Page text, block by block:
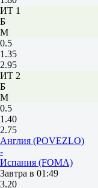
ИТ 1
Б
М
0.5
1.35
2.95
ИТ 2
Б
М
0.5
1.40
2.75
Англия (POVEZLO)
-
Испания (FOMA)
Завтра в 01:49
3.20